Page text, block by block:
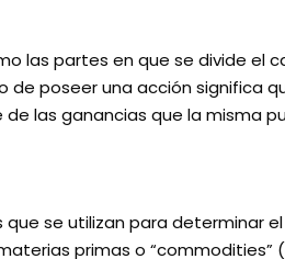
las partes en que se divide el
de poseer una acción
las ganancias que la misma
se utilizan para determinar
primas o “commodities”